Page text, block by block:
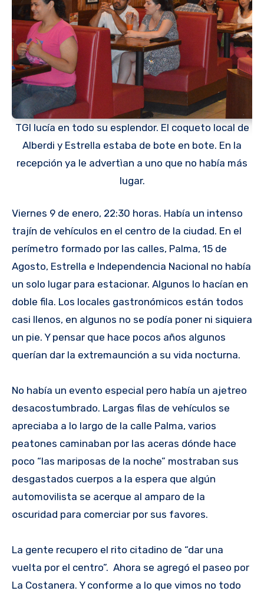
TGI lucía en todo su esplendor. El coqueto local de
Alberdi y Estrella estaba de bote en bote. En la
recepción ya le advertìan a uno que no había más
lugar.
Viernes 9 de enero, 22:30 horas. Había un intenso
trajín de vehículos en el centro de la ciudad. En el
perímetro formado por las calles, Palma, 15 de
Agosto, Estrella e Independencia Nacional no había
un solo lugar para estacionar. Algunos lo hacían en
doble fila. Los locales gastronómicos están todos
casi llenos, en algunos no se podía poner ni siquiera
un pie. Y pensar que hace pocos años algunos
querían dar la extremaunción a su vida nocturna.
No había un evento especial pero había un ajetreo
desacostumbrado. Largas filas de vehículos se
apreciaba a lo largo de la calle Palma, varios
peatones caminaban por las aceras dónde hace
poco “las mariposas de la noche” mostraban sus
desgastados cuerpos a la espera que algún
automovilista se acerque al amparo de la
oscuridad para comerciar por sus favores.
La gente recupero el rito citadino de “dar una
vuelta por el centro”. Ahora se agregó el paseo por
La Costanera. Y conforme a lo que vimos no todo